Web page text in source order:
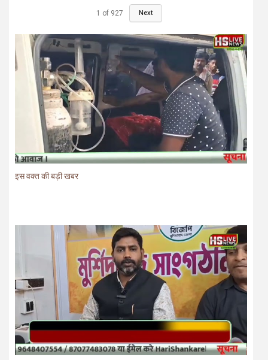
1 of 927 Next
इस वक्त की बड़ी खबर